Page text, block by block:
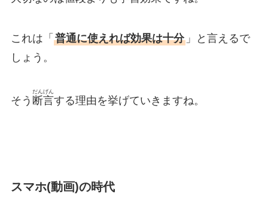
これは「 普通に使えれば効果は十分」と言えるで
しょう。
そう 断言
だんげん
する理由を挙げていきますね。
スマホ(動画)の時代